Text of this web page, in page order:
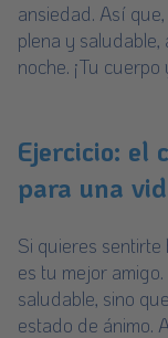
ansiedad. Así
plena y
noche. ¡Tu
Ejercicio: el
para una
Si quieres
es tu mejor
saludable, sino
estado de ánimo.